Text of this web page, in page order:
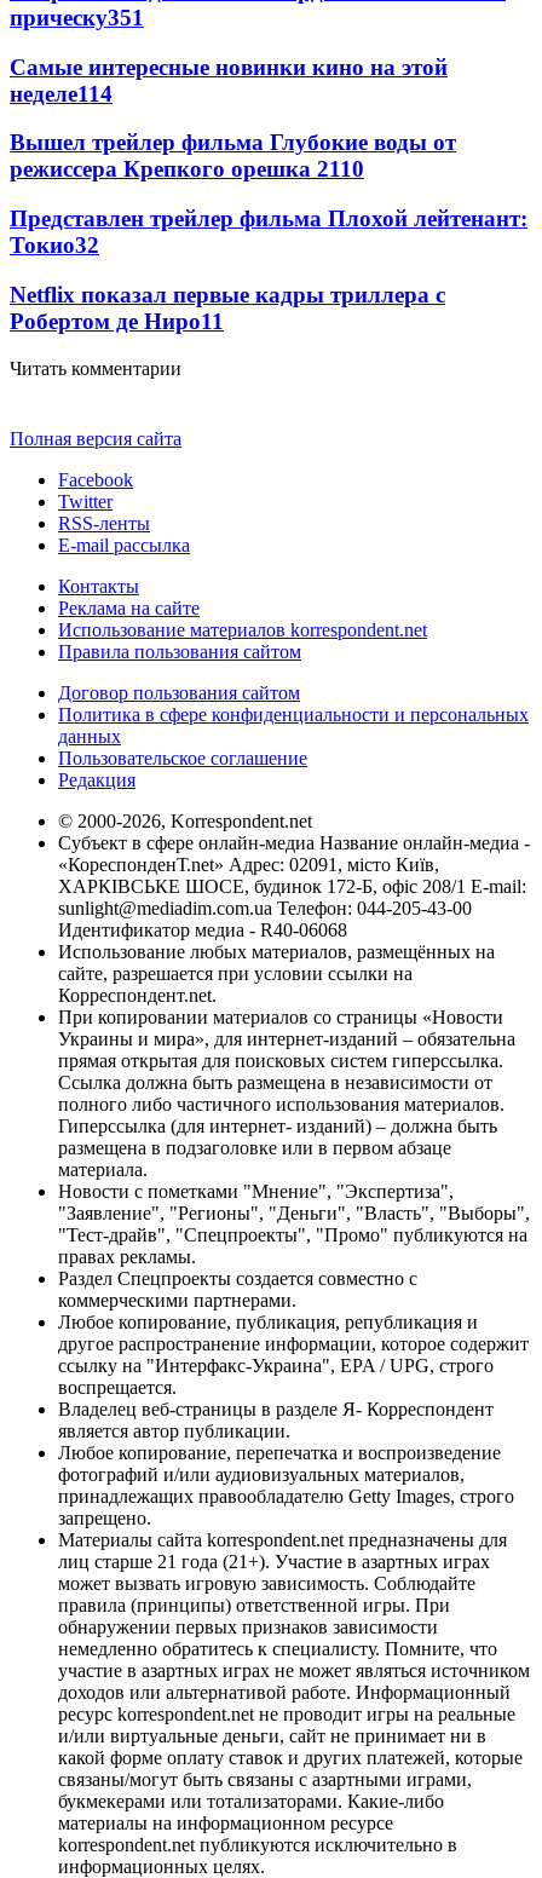
прическу351
Самые интересные новинки кино на этой
неделе114
Вышел трейлер фильма Глубокие воды от
режиссера Крепкого орешка 2110
Представлен трейлер фильма Плохой лейтенант:
Токио32
Netflix показал первые кадры триллера с
Робертом де Ниро11
Читать комментарии
Полная версия сайта
Facebook
Twitter
RSS-ленты
E-mail рассылка
Контакты
Реклама на сайте
Использование материалов korrespondent.net
Правила пользования сайтом
Договор пользования сайтом
Политика в сфере конфиденциальности и персональных
данных
Пользовательское соглашение
Редакция
© 2000-2026, Korrespondent.net
Субъект в сфере онлайн-медиа Название онлайн-медиа -
«КореспонденТ.net» Адрес: 02091, місто Київ,
ХАРКІВСЬКЕ ШОСЕ, будинок 172-Б, офіс 208/1 E-mail:
sunlight@mediadim.com.ua Телефон: 044-205-43-00
Идентификатор медиа - R40-06068
Использование любых материалов, размещённых на
сайте, разрешается при условии ссылки на
Корреспондент.net.
При копировании материалов со страницы «Новости
Украины и мира», для интернет-изданий – обязательна
прямая открытая для поисковых систем гиперссылка.
Ссылка должна быть размещена в независимости от
полного либо частичного использования материалов.
Гиперссылка (для интернет- изданий) – должна быть
размещена в подзаголовке или в первом абзаце
материала.
Новости с пометками "Мнение", "Экспертиза",
"Заявление", "Регионы", "Деньги", "Власть", "Выборы",
"Тест-драйв", "Спецпроекты", "Промо" публикуются на
правах рекламы.
Раздел Спецпроекты создается совместно с
коммерческими партнерами.
Любое копирование, публикация, републикация и
другое распространение информации, которое содержит
ссылку на "Интерфакс-Украина", EPA / UPG, строго
воспрещается.
Владелец веб-страницы в разделе Я- Корреспондент
является автор публикации.
Любое копирование, перепечатка и воспроизведение
фотографий и/или аудиовизуальных материалов,
принадлежащих правообладателю Getty Images, строго
запрещено.
Материалы сайта korrespondent.net предназначены для
лиц старше 21 года (21+). Участие в азартных играх
может вызвать игровую зависимость. Соблюдайте
правила (принципы) ответственной игры. При
обнаружении первых признаков зависимости
немедленно обратитесь к специалисту. Помните, что
участие в азартных играх не может являться источником
доходов или альтернативой работе. Информационный
ресурс korrespondent.net не проводит игры на реальные
и/или виртуальные деньги, сайт не принимает ни в
какой форме оплату ставок и других платежей, которые
связаны/могут быть связаны с азартными играми,
букмекерами или тотализаторами. Какие-либо
материалы на информационном ресурсе
korrespondent.net публикуются исключительно в
информационных целях.